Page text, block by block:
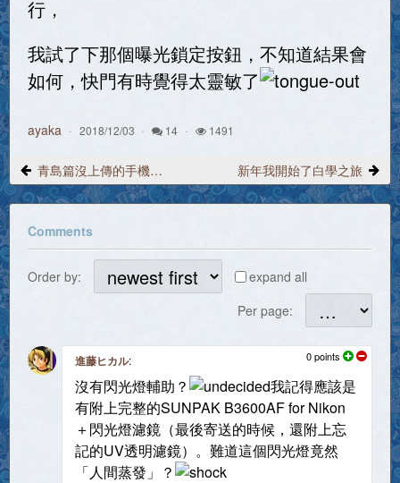
行，
我試了下那個曝光鎖定按鈕，不知道結果會
如何，快門有時覺得太靈敏了
ayaka 2018/12/03 14 1491
青島篇沒上傳的手機影像 新年我開始了白學之旅
Comments
Order by:
expand all
Per page:
進藤ヒカル:
沒有閃光燈輔助？
我記得應該是
有附上完整的SUNPAK B3600AF for Nikon
＋閃光燈濾鏡（最後寄送的時候，還附上忘
記的UV透明濾鏡）。難道這個閃光燈竟然
「人間蒸發」？
0points